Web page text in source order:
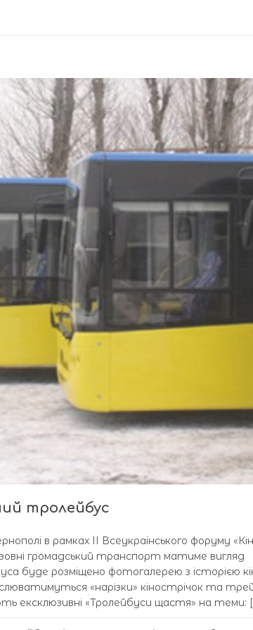
тролейбус
в рамках ІІ Всеукраїнського форуму
громадський транспорт матиме вигляд
буде розміщено фотогалерею з історією
«нарізки» кінострічок та
ексклюзивні «Тролейбуси щастя» на теми: